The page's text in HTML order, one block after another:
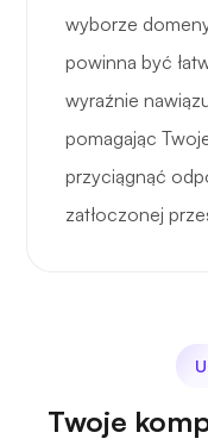
wyborze
powinna być
wyraźnie
pomagając
przyciągnąć
zatłoczonej
Twoje